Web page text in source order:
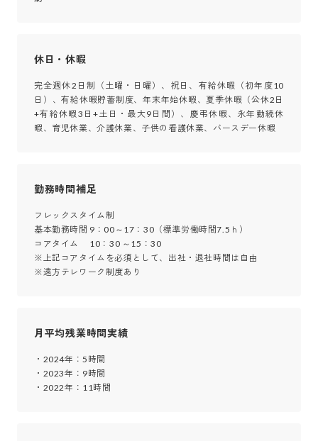
休日・休暇
完全週休2日制（土曜・日曜）、祝日、有給休暇（初年度10
日）、有給休暇貯蓄制度、年末年始休暇、夏季休暇（公休2日
+有給休暇3日+土日・最大9日間）、慶弔休暇、永年勤続休
暇、育児休業、介護休業、子供の看護休業、バースデー休暇
勤務時間補足
フレックスタイム制
基本勤務時間 9：00～17：30（標準労働時間7.5ｈ）
コアタイム　 10：30 ～15：30
※上記コアタイムを必須として、出社・退社時間は自由
※遠方テレワーク制度あり
月平均残業時間実績
・2024年：5時間
・2023年：9時間
・2022年：11時間